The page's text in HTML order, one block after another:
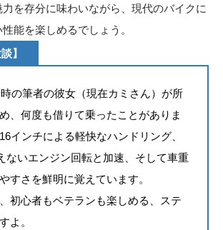
力を存分に味わいながら、現代のバイクに
能を楽しめるでしょう。
】
の筆者の彼女（現在カミさん）が所
、何度も借りて乗ったことがありま
インチによる軽快なハンドリング、
ないエンジン回転と加速、そして車重
すさを鮮明に覚えています。
初心者もベテランも楽しめる、ステ
よ。